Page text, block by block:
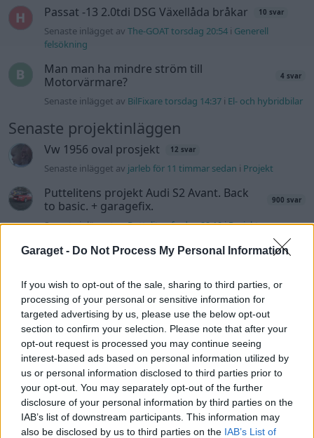
Garaget - Do Not Process My Personal Information
If you wish to opt-out of the sale, sharing to third parties, or
processing of your personal or sensitive information for
targeted advertising by us, please use the below opt-out
section to confirm your selection. Please note that after your
opt-out request is processed you may continue seeing
interest-based ads based on personal information utilized by
us or personal information disclosed to third parties prior to
your opt-out. You may separately opt-out of the further
disclosure of your personal information by third parties on the
IAB’s list of downstream participants. This information may
also be disclosed by us to third parties on the IAB’s List of
Passat -13 2.0tdi DSG Växellåda bråkar 10 svar
Senaste inlägget avThe-GOAT torsdag 20:54 i Generell
felsökning
Man man ha mindre ström till
Motorvärmare?
4 svar
Senaste inlägget av BilFixare torsdag 14:37 i El- och hybridbilar
Senaste projektinläggen
Vw 1956 oval prosjekt 12 svar
Senaste inlägget av jarleb för 11 timmar sedan i Projekt
Puttelitens projekt Audi S2 Avant. Back
to basic. + garagefix.
900 svar
Senaste inlägget avPutteliten fredag 22:10iProjekt
Volkswagen Golf MK4 v6 4motion OEM++
14 svar
Senaste inlägget avStol3n_Identity fredag 10:06iProjekt
Manta b som ska räddas (kaross eller
delar sökes)
Senaste inlägget av Tyfors torsdag 23:25 Projekt
Huggern goes big block with 427 ZL-1! 551 svar
Senaste inlägget av hugger69 torsdag 23:01 Projekt
Camaro som bruksbil?! 57 svar
Senaste inlägget av Ev_volvo142 torsdag 22:10i Projekt